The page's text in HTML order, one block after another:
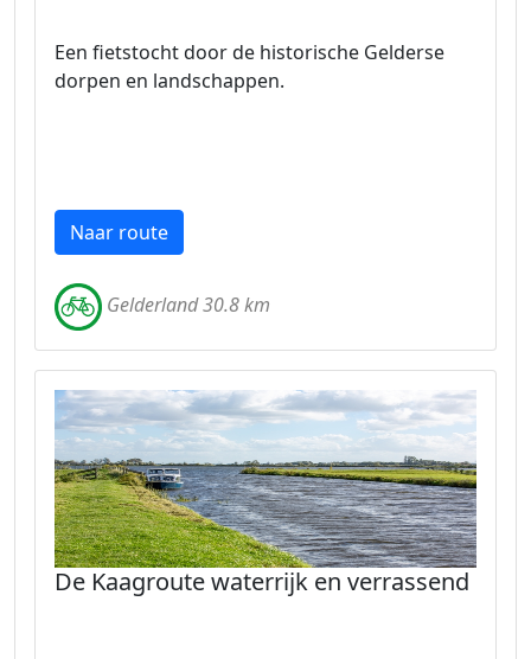
Een fietstocht door de historische Gelderse
dorpen en landschappen.
Naar route
Gelderland 30.8 km
De Kaagroute waterrijk en verrassend